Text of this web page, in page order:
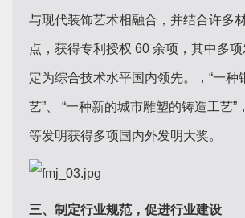
与现代装饰艺术相融合，并结合许多
点，获得专利授权 60 余项，其中多
定为综合技术水平国内领先。，“一种
艺”、 “一种新的城市雕塑的铸造工艺”
等发明获得多项国内外发明大奖。
三、制定行业规范，促进行业建设